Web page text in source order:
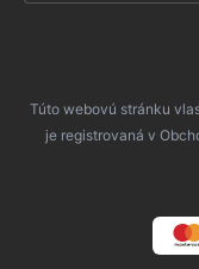
Túto webovú stránku
je registrovaná v